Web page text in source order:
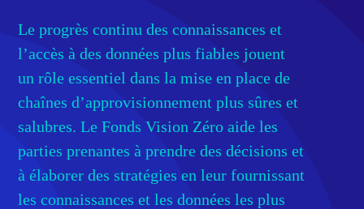
Le progrès continu des connaissances et
l’accès à des données plus fiables jouent
un rôle essentiel dans la mise en place de
chaînes d’approvisionnement plus sûres et
salubres. Le Fonds Vision Zéro aide les
parties prenantes à prendre des décisions et
à élaborer des stratégies en leur fournissant
les connaissances et les données les plus